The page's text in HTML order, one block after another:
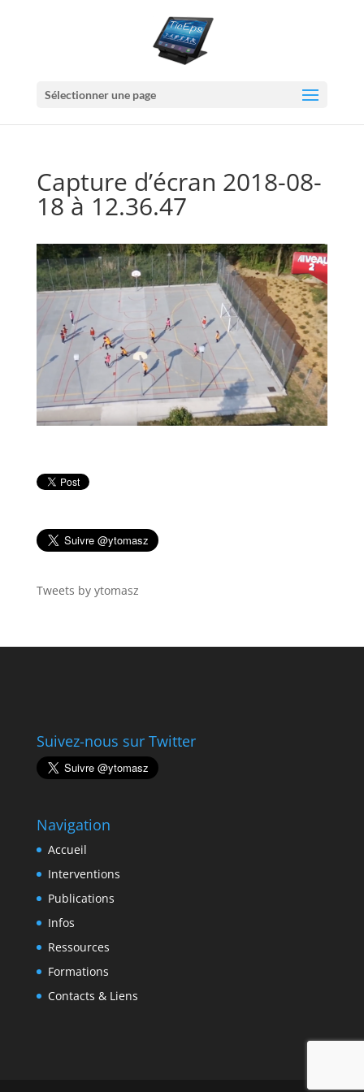
Sélectionner une page
Capture d’écran 2018-08-
18 à 12.36.47
Tweets by ytomasz
Suivez-nous sur Twitter
Navigation
Accueil
Interventions
Publications
Infos
Ressources
Formations
Contacts & Liens